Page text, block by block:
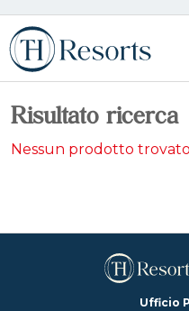
Risultato ricerca
Nessun prodotto
Ufficio